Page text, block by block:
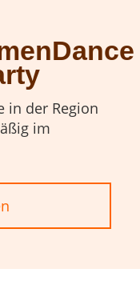
in der Region
im